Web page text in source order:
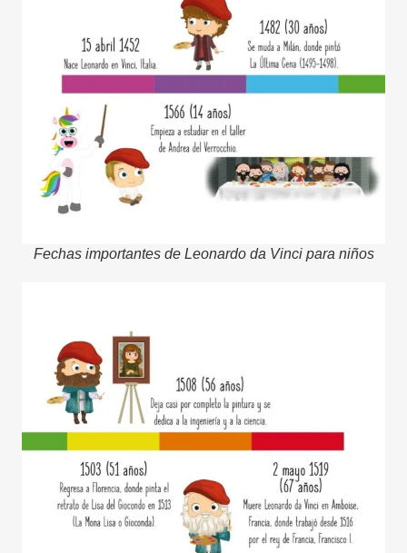
Fechas importantes de Leonardo da Vinci para niños